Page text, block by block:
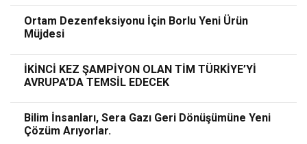
Ortam Dezenfeksiyonu İçin Borlu Yeni Ürün
Müjdesi
İKİNCİ KEZ ŞAMPİYON OLAN TİM TÜRKİYE’Yİ
AVRUPA’DA TEMSİL EDECEK
Bilim İnsanları, Sera Gazı Geri Dönüşümüne Yeni
Çözüm Arıyorlar.